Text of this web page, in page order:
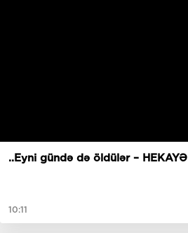
..Eyni gündə də öldülər – HEKAYƏ
10:11